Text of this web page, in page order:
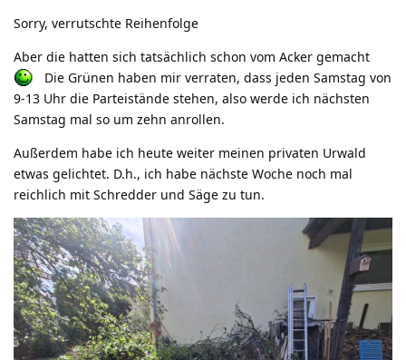
Sorry, verrutschte Reihenfolge
Aber die hatten sich tatsächlich schon vom Acker gemacht
Die Grünen haben mir verraten, dass jeden Samstag von
9-13 Uhr die Parteistände stehen, also werde ich nächsten
Samstag mal so um zehn anrollen.
Außerdem habe ich heute weiter meinen privaten Urwald
etwas gelichtet. D.h., ich habe nächste Woche noch mal
reichlich mit Schredder und Säge zu tun.